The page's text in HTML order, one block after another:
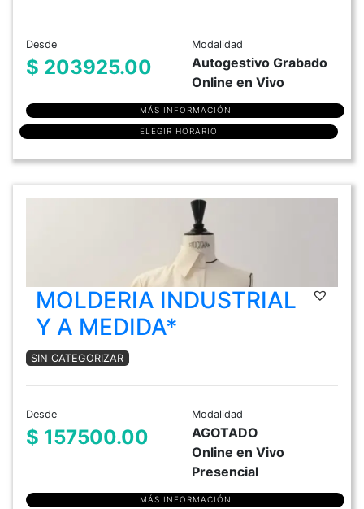
Desde
$ 203925.00
Modalidad
Autogestivo Grabado
Online en Vivo
MÁS INFORMACIÓN
ELEGIR HORARIO
MOLDERIA INDUSTRIAL
Y A MEDIDA*
SIN CATEGORIZAR
Desde
$ 157500.00
Modalidad
AGOTADO
Online en Vivo
Presencial
MÁS INFORMACIÓN